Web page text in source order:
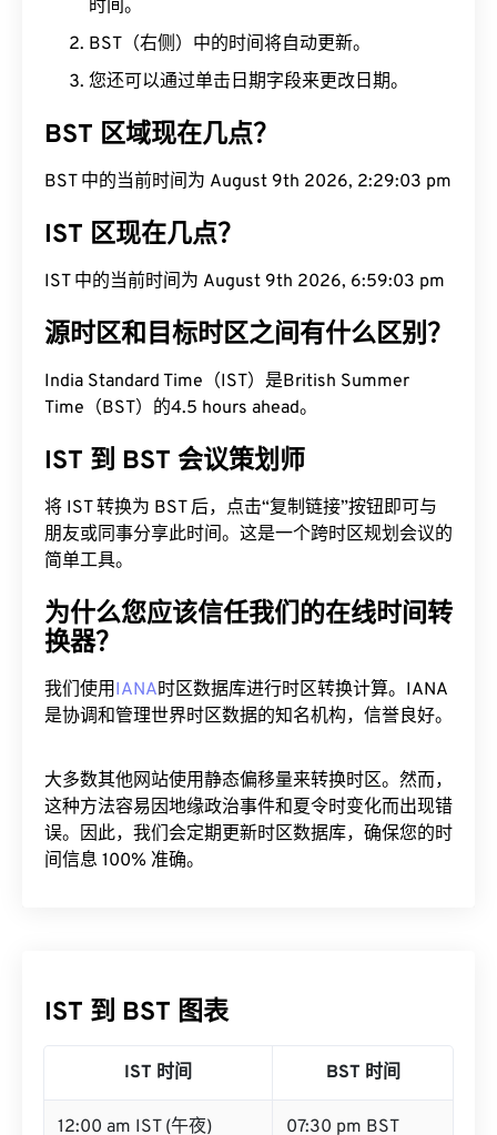
时间。
BST（右侧）中的时间将自动更新。
您还可以通过单击日期字段来更改日期。
BST 区域现在几点？
BST 中的当前时间为 August 9th 2026, 2:29:04 pm
IST 区现在几点？
IST 中的当前时间为 August 9th 2026, 6:59:04 pm
源时区和目标时区之间有什么区别？
India Standard Time（IST）是British Summer
Time（BST）的4.5 hours ahead。
IST 到 BST 会议策划师
将 IST 转换为 BST 后，点击“复制链接”按钮即可与
朋友或同事分享此时间。这是一个跨时区规划会议的
简单工具。
为什么您应该信任我们的在线时间转
换器？
我们使用IANA时区数据库进行时区转换计算。IANA
是协调和管理世界时区数据的知名机构，信誉良好。
大多数其他网站使用静态偏移量来转换时区。然而，
这种方法容易因地缘政治事件和夏令时变化而出现错
误。因此，我们会定期更新时区数据库，确保您的时
间信息 100% 准确。
IST 到 BST 图表
IST 时间 BST 时间
12:00 am IST (午夜) 07:30 pm BST